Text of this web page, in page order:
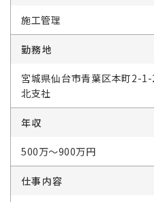
施工管理
勤務地
宮城県仙台市青葉区本町
北支社
年収
500万～900万円
仕事内容